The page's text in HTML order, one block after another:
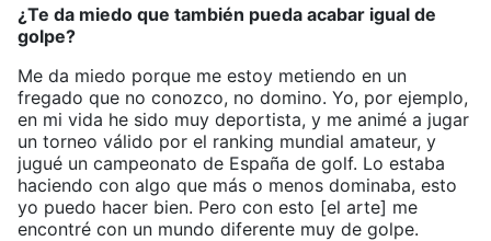
¿Te da miedo que también pueda acabar igual de
golpe?
Me da miedo porque me estoy metiendo en un
fregado que no conozco, no domino. Yo, por ejemplo,
en mi vida he sido muy deportista, y me animé a jugar
un torneo válido por el ranking mundial amateur, y
jugué un campeonato de España de golf. Lo estaba
haciendo con algo que más o menos dominaba, esto
yo puedo hacer bien. Pero con esto [el arte] me
encontré con un mundo diferente muy de golpe.